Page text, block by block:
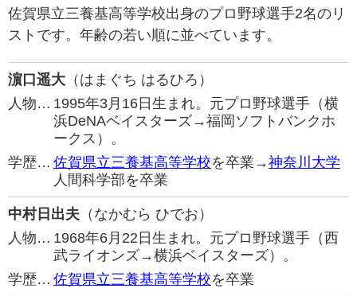
佐賀県立三養基高等学校出身のプロ野球選手2名のリ
ストです。年齢の若い順に並べています。
濵口遥大 （はまぐち はるひろ）
人物… 1995年3月16日生まれ。元プロ野球選手（横
浜DeNAベイスターズ→福岡ソフトバンクホ
ークス）。
学歴… 佐賀県立三養基高等学校を卒業→神奈川大学
人間科学部を卒業
中村日出夫 （なかむら ひでお）
人物… 1968年6月22日生まれ。元プロ野球選手（西
武ライオンズ→横浜ベイスターズ）。
学歴… 佐賀県立三養基高等学校を卒業